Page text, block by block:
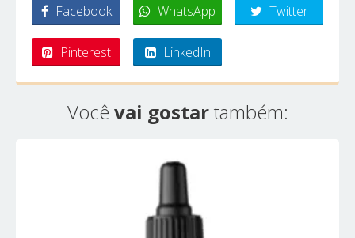
Facebook WhatsApp Twitter
Pinterest LinkedIn
Você vai gostartambém: